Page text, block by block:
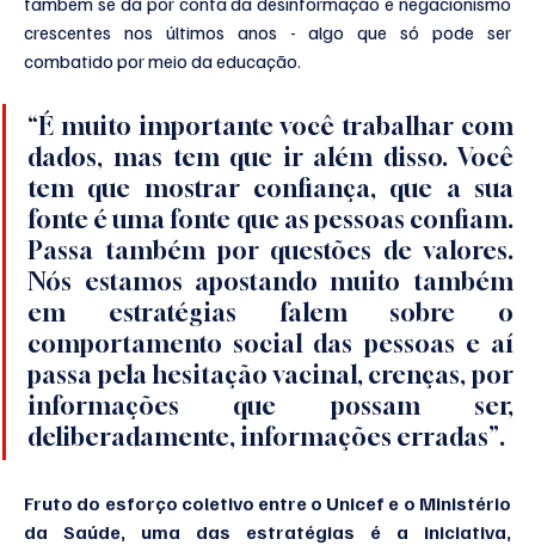
crescentes nos últimos anos - algo que só pode ser
combatido por meio da educação.
“É muito importante você trabalhar com
dados, mas tem que ir além disso. Você
tem que mostrar confiança, que a sua
fonte é uma fonte que as pessoas confiam.
Passa também por questões de valores.
Nós estamos apostando muito também
em estratégias falem sobre o
comportamento social das pessoas e aí
passa pela hesitação vacinal, crenças, por
informações que possam ser,
deliberadamente, informações erradas”.
Fruto do esforço coletivo entre o Unicef e o Ministério
da Saúde, uma das estratégias é a iniciativa,